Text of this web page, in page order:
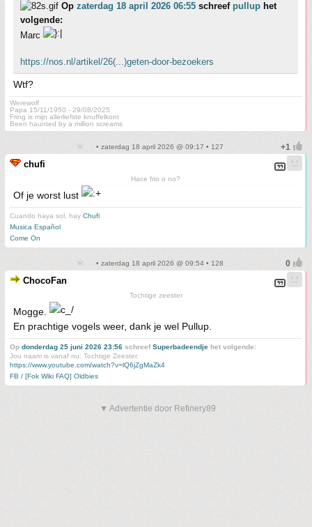
Op zaterdag 18 april 2026 06:55 schreef pullup het
volgende:
Marc
https://nos.nl/artikel/26(...)geten-door-bezoekers
Wtf?
Werewolf
Papa 15/11/1950 - 29/08/2025
Fring is mijn allerliefste knuffelkont
Been haunted by a million screams
• zaterdag 18 april 2026 @ 09:17 • 127
chufi
Hace frio o no?
Of je worst lust
Cuando haya sol, hay Chufi
Musica Español
Come On
• zaterdag 18 april 2026 @ 09:54 • 128
ChocoFan
Tochtige zeester
Mogge.
En prachtige vogels weer, dank je wel Pullup.
Op donderdag 25 juni 2026 23:56 schreefSuperbadeendje het volgende:
Jou naam is vanaf nu: Tochtige Zeester.
https://www.youtube.com/watch?v=lQ6jZgMaZk4
FB / [Fok Wiki FAQ] Oldbies
▼ Advertentie door Refinery89